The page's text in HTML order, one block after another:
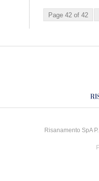
Page 42 of 42
Risanamento SpA